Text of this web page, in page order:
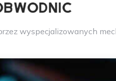
wyspecjalizowanych